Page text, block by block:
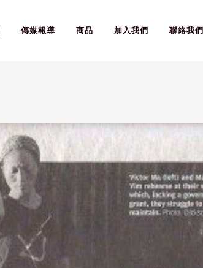
傳媒報導 商品 加入我們 聯絡我們